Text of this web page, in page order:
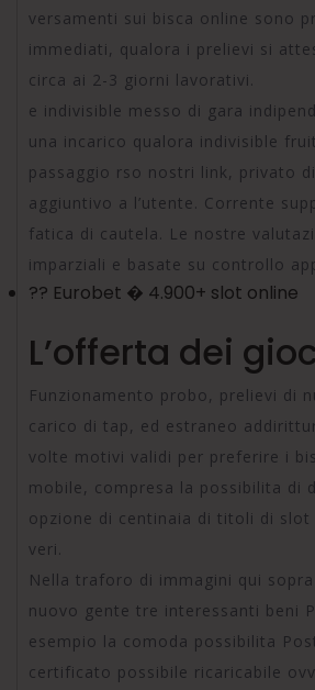
versamenti sui bisca online sono
immediati, qualora i prelievi si
circa ai 2-3 giorni lavorativi.
e indivisible messo di gara
una incarico qualora indivisible
passaggio rso nostri link, privato
aggiuntivo a l’utente. Corrente
fatica di cautela. Le nostre
imparziali e basate su controllo
?? Eurobet � 4.900+ slot online
L’offerta dei
Funzionamento probo, prelievi di
carico di tap, ed estraneo
volte motivi validi per preferire i
mobile, compresa la possibilita di
opzione di centinaia di titoli di slot
veri.
Nella traforo di immagini qui
nuovo gente tre interessanti beni
esempio la comoda possibilita
certificato possibile ricaricabile